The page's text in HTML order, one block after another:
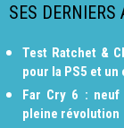
SES DERNIERS
Test Ratchet &
pour la PS5 et un
Far Cry 6 : neuf
pleine révolution